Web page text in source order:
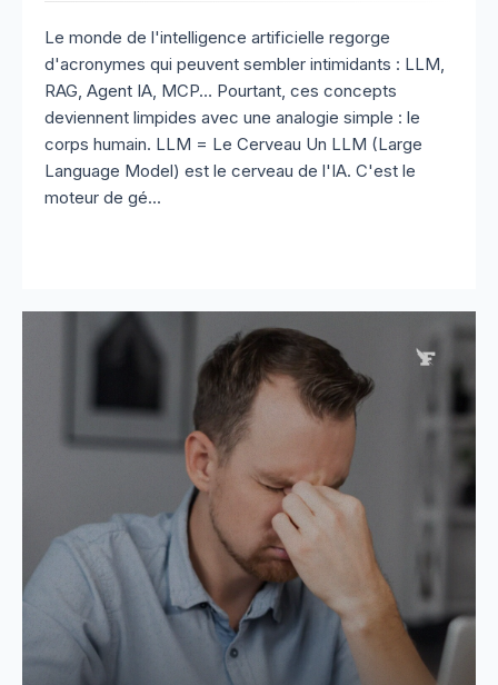
Le monde de l'intelligence artificielle regorge
d'acronymes qui peuvent sembler intimidants : LLM,
RAG, Agent IA, MCP… Pourtant, ces concepts
deviennent limpides avec une analogie simple : le
corps humain. LLM = Le Cerveau Un LLM (Large
Language Model) est le cerveau de l'IA. C'est le
moteur de gé...